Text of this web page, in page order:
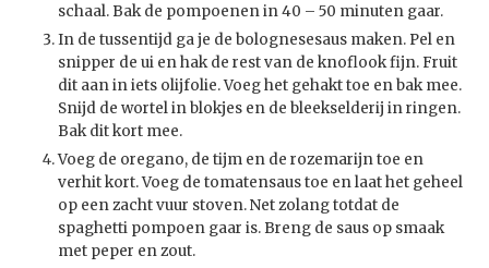
schaal. Bak de pompoenen in 40 – 50 minuten gaar.
In de tussentijd ga je de bolognesesaus maken. Pel en
snipper de ui en hak de rest van de knoflook fijn. Fruit
dit aan in iets olijfolie. Voeg het gehakt toe en bak mee.
Snijd de wortel in blokjes en de bleekselderij in ringen.
Bak dit kort mee.
Voeg de oregano, de tijm en de rozemarijn toe en
verhit kort. Voeg de tomatensaus toe en laat het geheel
op een zacht vuur stoven. Net zolang totdat de
spaghetti pompoen gaar is. Breng de saus op smaak
met peper en zout.